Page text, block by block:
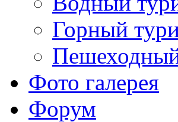
Горный
Фото галерея
Форум